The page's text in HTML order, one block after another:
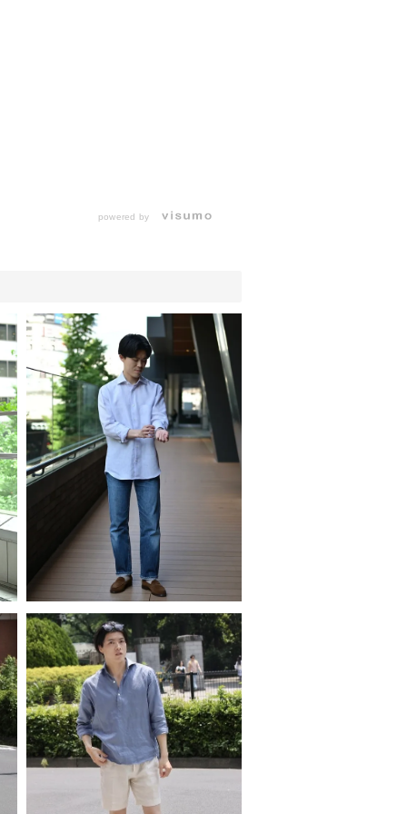
powered by